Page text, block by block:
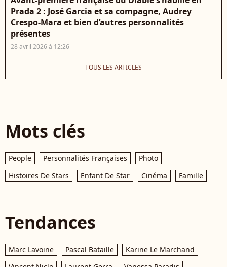
Prada 2 : José Garcia et sa compagne, Audrey
Crespo-Mara et bien d’autres personnalités
présentes
28 avril 2026 à 12:26
TOUS LES ARTICLES
Mots clés
People Personnalités Françaises
Photo
Histoires De Stars
Enfant De Star Cinéma Famille
Tendances
Marc Lavoine Pascal Bataille
Karine Le Marchand